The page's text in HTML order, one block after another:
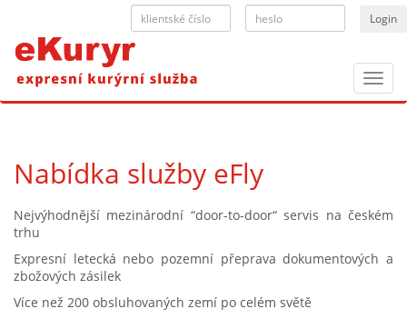
Nabídka služby eFly
Nejvýhodnější mezinárodní “door-to-door“ servis na českém
trhu
Expresní letecká nebo pozemní přeprava dokumentových a
zbožových zásilek
Více než 200 obsluhovaných zemí po celém světě